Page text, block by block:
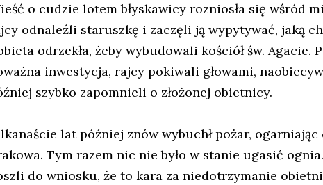
o cudzie lotem błyskawicy rozniosła się wśród
odnaleźli staruszkę i zaczęli ją wypytywać, jaką
odrzekła, żeby wybudowali kościół św. Agacie.
inwestycja, rajcy pokiwali głowami,
szybko zapomnieli o złożonej obietnicy.
lat później znów wybuchł pożar, ogarniając
Tym razem nic nie było w stanie ugasić
do wniosku, że to kara za niedotrzymanie